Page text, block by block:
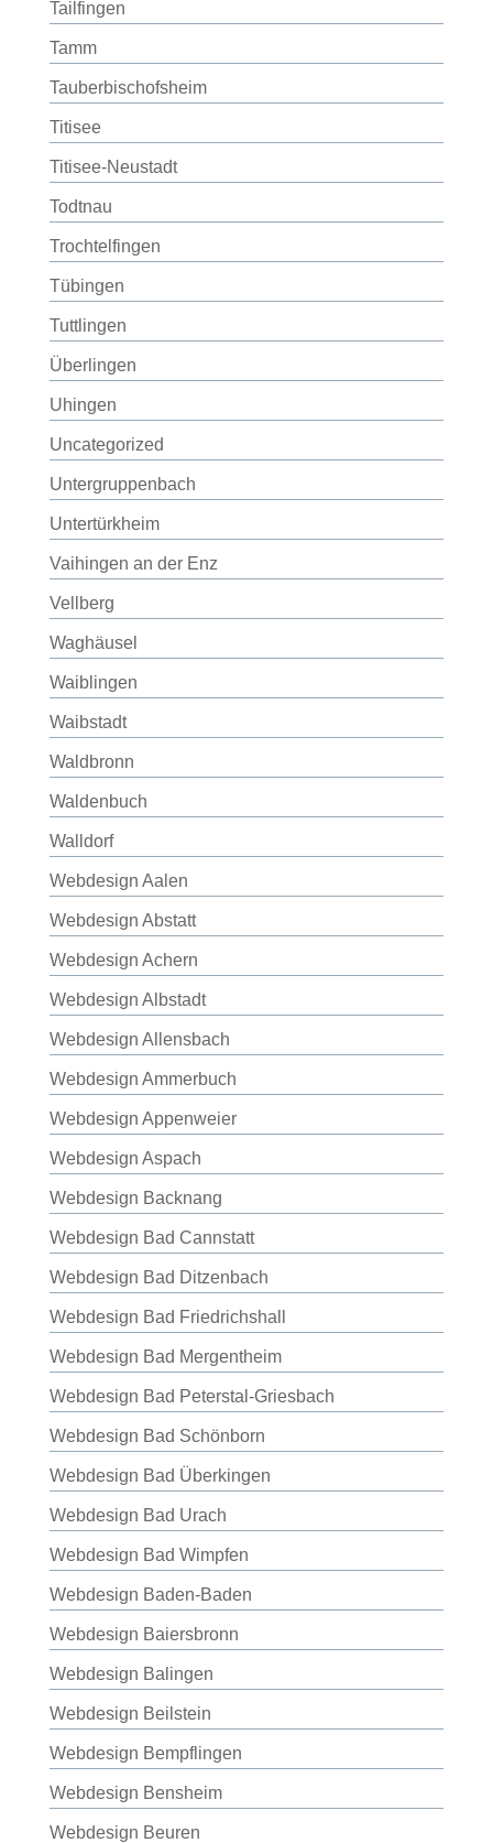
Tailfingen
Tamm
Tauberbischofsheim
Titisee
Titisee-Neustadt
Todtnau
Trochtelfingen
Tübingen
Tuttlingen
Überlingen
Uhingen
Uncategorized
Untergruppenbach
Untertürkheim
Vaihingen an der Enz
Vellberg
Waghäusel
Waiblingen
Waibstadt
Waldbronn
Waldenbuch
Walldorf
Webdesign Aalen
Webdesign Abstatt
Webdesign Achern
Webdesign Albstadt
Webdesign Allensbach
Webdesign Ammerbuch
Webdesign Appenweier
Webdesign Aspach
Webdesign Backnang
Webdesign Bad Cannstatt
Webdesign Bad Ditzenbach
Webdesign Bad Friedrichshall
Webdesign Bad Mergentheim
Webdesign Bad Peterstal-Griesbach
Webdesign Bad Schönborn
Webdesign Bad Überkingen
Webdesign Bad Urach
Webdesign Bad Wimpfen
Webdesign Baden-Baden
Webdesign Baiersbronn
Webdesign Balingen
Webdesign Beilstein
Webdesign Bempflingen
Webdesign Bensheim
Webdesign Beuren